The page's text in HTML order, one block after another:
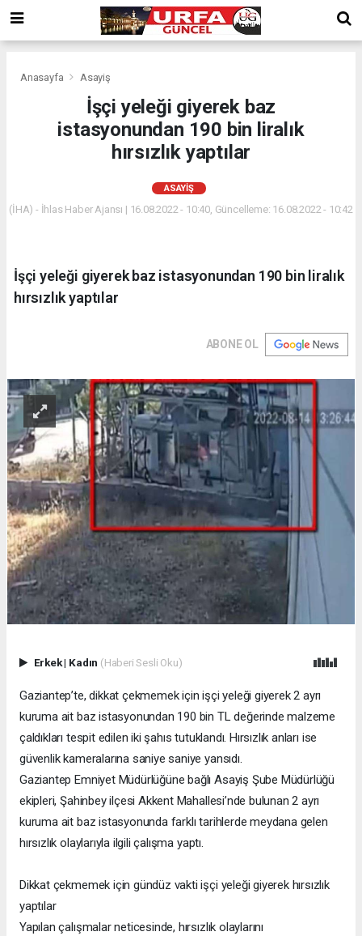
Anasayfa Asayiş
İşçi yeleği giyerek baz
istasyonundan 190 bin liralık
hırsızlık yaptılar
ASAYIŞ
(İHA) - İhlas Haber Ajansı | 16.08.2022 - 10:40, Güncelleme: 16.08.2022 - 10:42
İşçi yeleği giyerek baz istasyonundan 190 bin liralık
hırsızlık yaptılar
ABONE OL
Erkek| Kadın (Haberi Sesli Oku)
Gaziantep’te, dikkat çekmemek için işçi yeleği giyerek 2 ayrı
kuruma ait baz istasyonundan 190 bin TL değerinde malzeme
çaldıkları tespit edilen iki şahıs tutuklandı. Hırsızlık anları ise
güvenlik kameralarına saniye saniye yansıdı.
Gaziantep Emniyet Müdürlüğüne bağlı Asayiş Şube Müdürlüğü
ekipleri, Şahinbey ilçesi Akkent Mahallesi’nde bulunan 2 ayrı
kuruma ait baz istasyonunda farklı tarihlerde meydana gelen
hırsızlık olaylarıyla ilgili çalışma yaptı.
Dikkat çekmemek için gündüz vakti işçi yeleği giyerek hırsızlık
yaptılar
Yapılan çalışmalar neticesinde, hırsızlık olaylarını